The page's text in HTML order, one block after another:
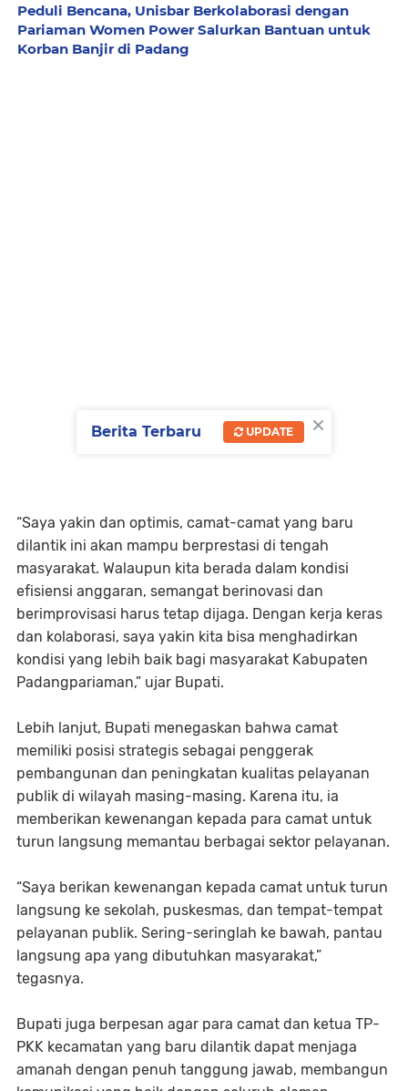
Peduli Bencana, Unisbar Berkolaborasi dengan
Pariaman Women Power Salurkan Bantuan untuk
Korban Banjir di Padang
“Saya yakin dan optimis, camat-camat yang baru
dilantik ini akan mampu berprestasi di tengah
masyarakat. Walaupun kita berada dalam kondisi
efisiensi anggaran, semangat berinovasi dan
berimprovisasi harus tetap dijaga. Dengan kerja keras
dan kolaborasi, saya yakin kita bisa menghadirkan
kondisi yang lebih baik bagi masyarakat Kabupaten
Padangpariaman,” ujar Bupati.
Lebih lanjut, Bupati menegaskan bahwa camat
memiliki posisi strategis sebagai penggerak
pembangunan dan peningkatan kualitas pelayanan
publik di wilayah masing-masing. Karena itu, ia
memberikan kewenangan kepada para camat untuk
turun langsung memantau berbagai sektor pelayanan.
“Saya berikan kewenangan kepada camat untuk turun
langsung ke sekolah, puskesmas, dan tempat-tempat
pelayanan publik. Sering-seringlah ke bawah, pantau
langsung apa yang dibutuhkan masyarakat,”
tegasnya.
Bupati juga berpesan agar para camat dan ketua TP-
PKK kecamatan yang baru dilantik dapat menjaga
amanah dengan penuh tanggung jawab, membangun
×
Berita Terbaru UPDATE